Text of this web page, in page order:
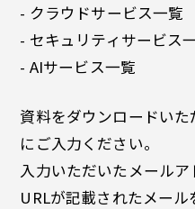
- クラウドサービス一覧
- セキュリティサービス
- AIサービス一覧
資料をダウンロードい
にご入力ください。
入力いただいたメール
URLが記載されたメール